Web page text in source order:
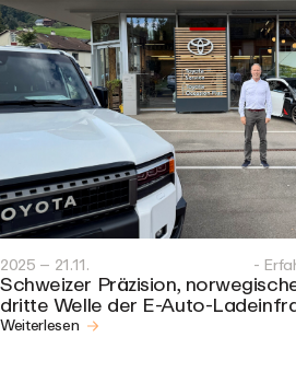
2025 – 21.11. -
Schweizer Präzision,
dritte Welle der E-Auto-
Weiterlesen